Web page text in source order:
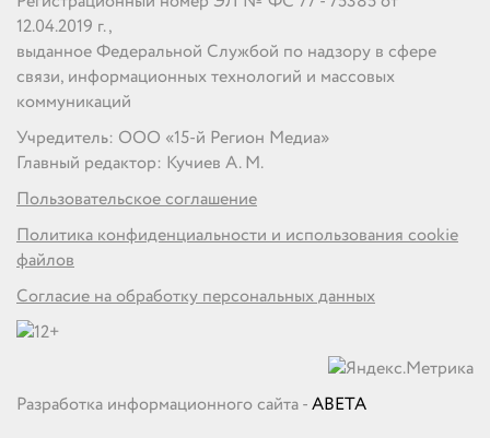
12.04.2019 г.,
выданное Федеральной Службой по надзору в сфере
связи, информационных технологий и массовых
коммуникаций
Учредитель: ООО «15-й Регион Медиа»
Главный редактор: Кучиев А. М.
Пользовательское соглашение
Политика конфиденциальности и использования cookie
файлов
Согласие на обработку персональных данных
Разработка информационного сайта -ABETA